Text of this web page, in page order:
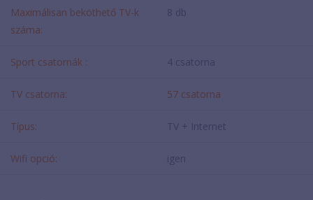
Maximálisan beköthető TV-k
száma:
8 db
Sport csatornák : 4 csatorna
TV csatorna: 57 csatorna
Típus: TV + Internet
Wifi opció: igen